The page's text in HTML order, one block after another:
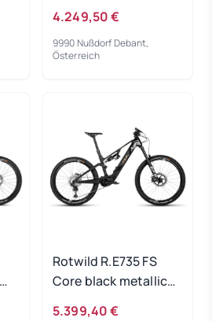
4.249,50 €
9990 Nußdorf Debant,
Österreich
Rotwild R.E735 FS
Core black metallic
5.399,40 €